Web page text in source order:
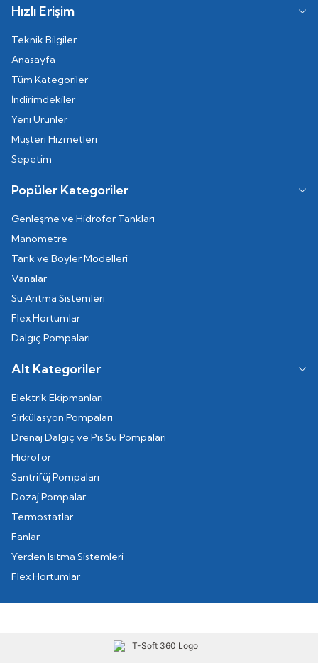
Hızlı Erişim
Teknik Bilgiler
Anasayfa
Tüm Kategoriler
İndirimdekiler
Yeni Ürünler
Müşteri Hizmetleri
Sepetim
Popüler Kategoriler
Genleşme ve Hidrofor Tankları
Manometre
Tank ve Boyler Modelleri
Vanalar
Su Arıtma Sistemleri
Flex Hortumlar
Dalgıç Pompaları
Alt Kategoriler
Elektrik Ekipmanları
Sirkülasyon Pompaları
Drenaj Dalgıç ve Pis Su Pompaları
Hidrofor
Santrifüj Pompaları
Dozaj Pompalar
Termostatlar
Fanlar
Yerden Isıtma Sistemleri
Flex Hortumlar